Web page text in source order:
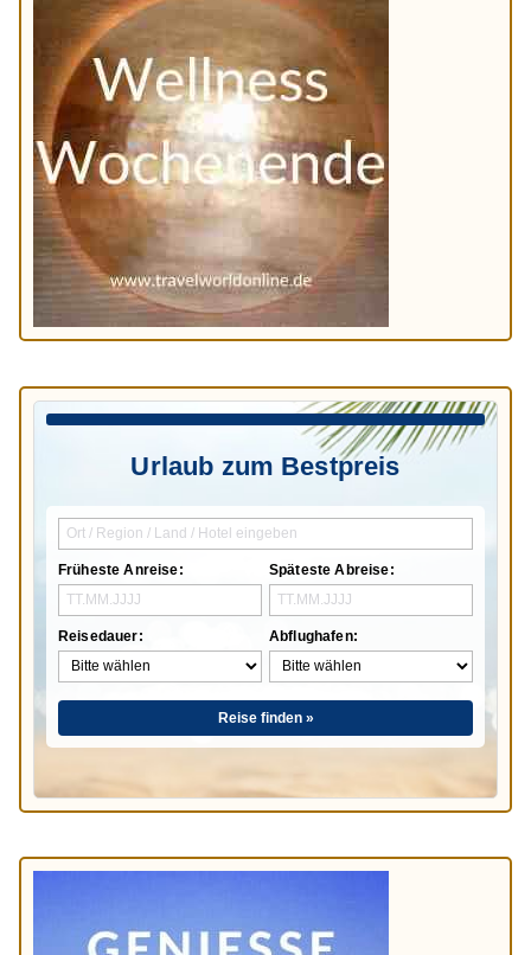
Urlaub zum Bestpreis
Früheste Anreise:
Reisedauer:
Späteste Abreise:
Abflughafen:
Reise finden »